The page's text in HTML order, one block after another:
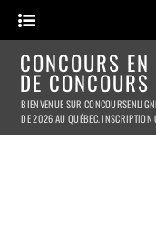
CONCOURS
DE
BIENVENUE SUR
DE 2026 AU QUÉBEC. INSCRIPTION